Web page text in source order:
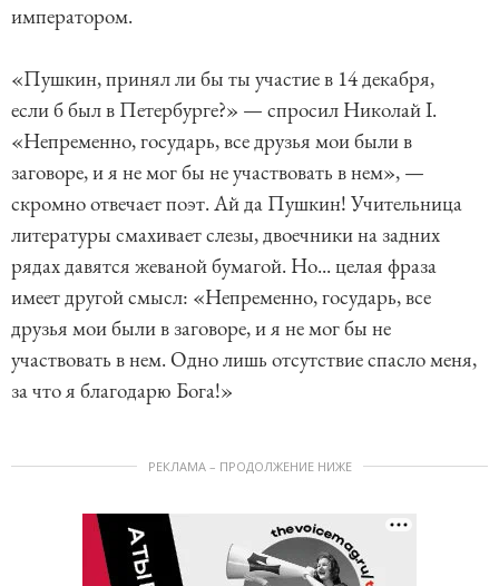
императором.
«Пушкин, принял ли бы ты участие в 14 декабря,
если б был в Петербурге?» — спросил Николай I.
«Непременно, государь, все друзья мои были в
заговоре, и я не мог бы не участвовать в нем», —
скромно отвечает поэт. Ай да Пушкин! Учительница
литературы смахивает слезы, двоечники на задних
рядах давятся жеваной бумагой. Но... целая фраза
имеет другой смысл: «Непременно, государь, все
друзья мои были в заговоре, и я не мог бы не
участвовать в нем. Одно лишь отсутствие спасло меня,
за что я благодарю Бога!»
РЕКЛАМА – ПРОДОЛЖЕНИЕ НИЖЕ